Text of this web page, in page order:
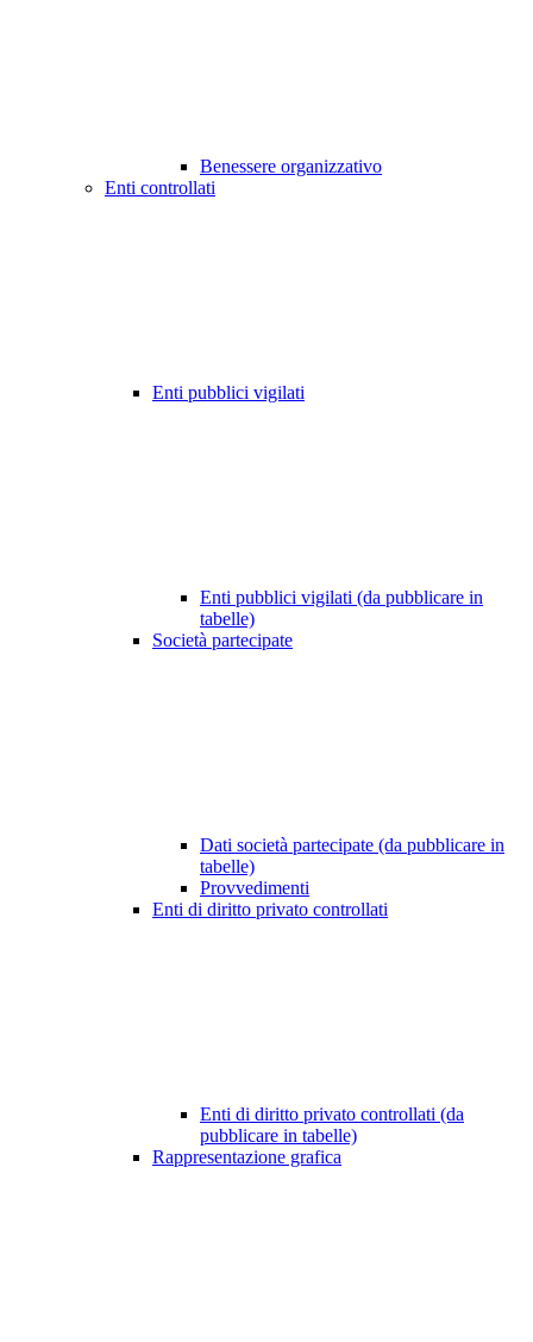
Benessere organizzativo
Enti controllati
Enti pubblici vigilati
Enti pubblici vigilati (da pubblicare in
tabelle)
Società partecipate
Dati società partecipate (da pubblicare in
tabelle)
Provvedimenti
Enti di diritto privato controllati
Enti di diritto privato controllati (da
pubblicare in tabelle)
Rappresentazione grafica